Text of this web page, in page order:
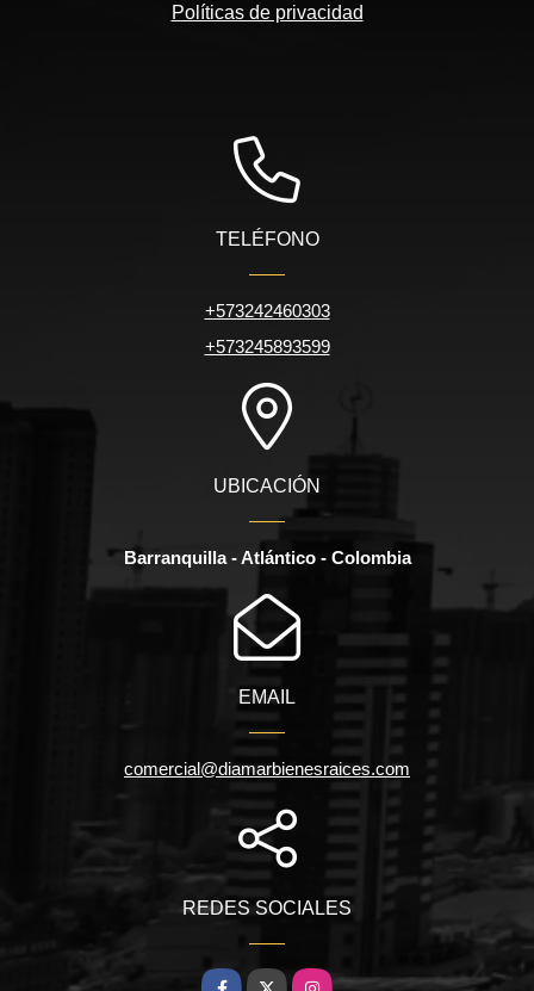
Políticas de privacidad
TELÉFONO
+573242460303
+573245893599
UBICACIÓN
Barranquilla - Atlántico - Colombia
EMAIL
comercial@diamarbienesraices.com
REDES SOCIALES
Facebook
X Instagram